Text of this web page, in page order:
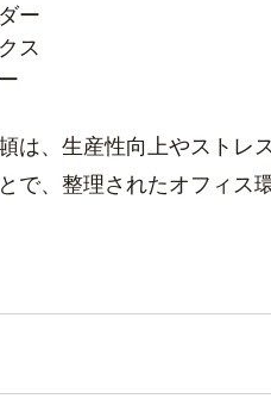
ー
ス
は、生産性向上やストレ
で、整理されたオフィス